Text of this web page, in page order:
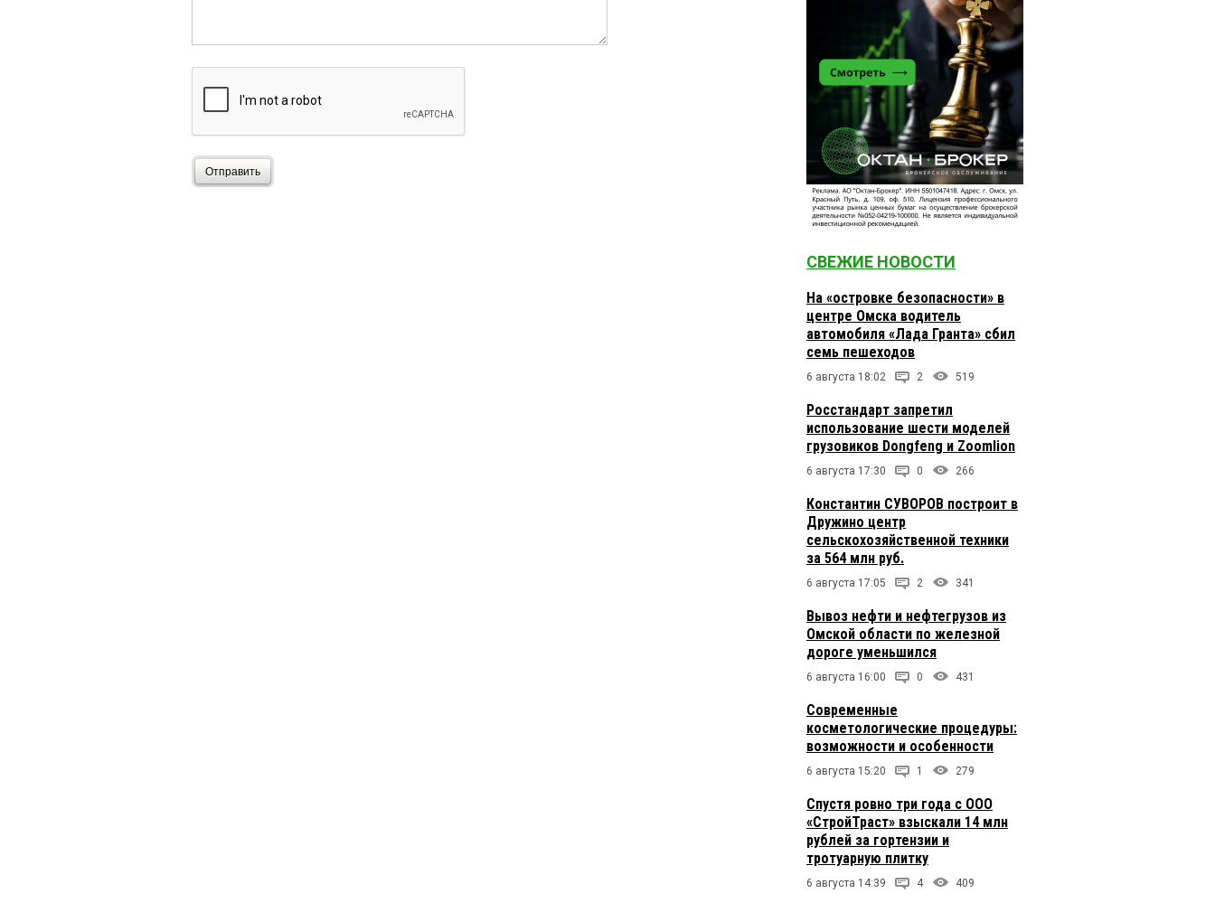
Отправить
СВЕЖИЕ НОВОСТИ
На «островке безопасности» в
центре Омска водитель
автомобиля «Лада Гранта» сбил
семь пешеходов
6 августа 18:02 2 519
Росстандарт запретил
использование шести моделей
грузовиков Dongfeng и Zoomlion
6 августа 17:30 0 266
Константин СУВОРОВ построит в
Дружино центр
сельскохозяйственной техники
за 564 млн руб.
6 августа 17:05 2 341
Вывоз нефти и нефтегрузов из
Омской области по железной
дороге уменьшился
6 августа 16:00 0 431
Современные
косметологические процедуры:
возможности и особенности
6 августа 15:20 1 279
Спустя ровно три года с ООО
«СтройТраст» взыскали 14 млн
рублей за гортензии и
тротуарную плитку
6 августа 14:39 4 409